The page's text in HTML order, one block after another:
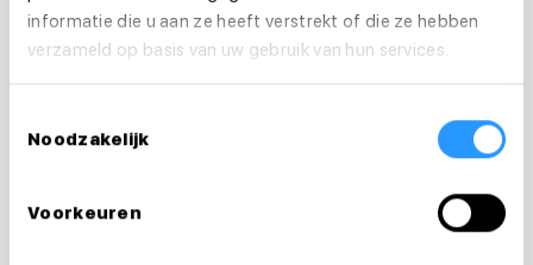
informatie die u aan ze heeft verstrekt of die ze hebben
verzameld op basis van uw gebruik van hun services.
Noodzakelijk
Voorkeuren
Vragen over je